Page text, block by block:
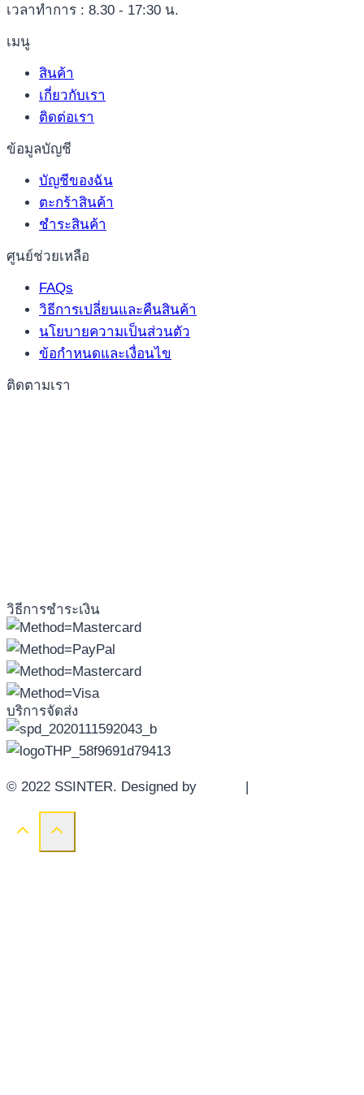
เวลาทำการ : 8.30 - 17:30 น.
เมนู
สินค้า
เกี่ยวกับเรา
ติดต่อเรา
ข้อมูลบัญชี
บัญชีของฉัน
ตะกร้าสินค้า
ชำระสินค้า
ศูนย์ช่วยเหลือ
FAQs
วิธีการเปลี่ยนและคืนสินค้า
นโยบายความเป็นส่วนตัว
ข้อกำหนดและเงื่อนไข
ติดตามเรา
วิธีการชำระเงิน
บริการจัดส่ง
© 2022 SSINTER. Designed by